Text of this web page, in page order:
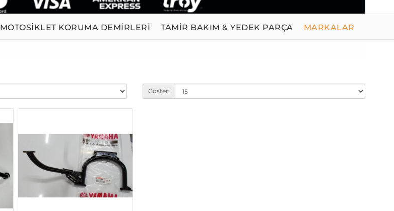
MOTOSİKLET KORUMA DEMİRLERİ TAMİR BAKIM & YEDEK PARÇA MARKALAR
Göster: